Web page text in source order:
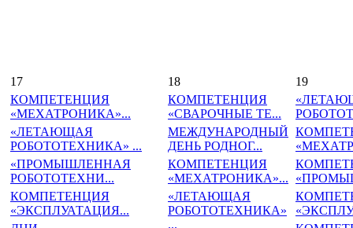
17
КОМПЕТЕНЦИЯ
«МЕХАТРОНИКА»...
«ЛЕТАЮЩАЯ
РОБОТОТЕХНИКА» ...
«ПРОМЫШЛЕННАЯ
РОБОТОТЕХНИ...
КОМПЕТЕНЦИЯ
«ЭКСПЛУАТАЦИЯ...
18
КОМПЕТЕНЦИЯ
«СВАРОЧНЫЕ ТЕ...
МЕЖДУНАРОДНЫЙ
ДЕНЬ РОДНОГ...
КОМПЕТЕНЦИЯ
«МЕХАТРОНИКА»...
«ЛЕТАЮЩАЯ
РОБОТОТЕХНИКА»
...
19